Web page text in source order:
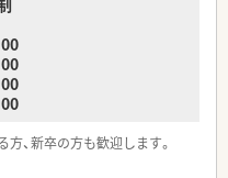
、新卒の方も歓迎します。